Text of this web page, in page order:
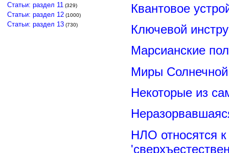
Статьи: раздел 11 (329)
Статьи: раздел 12 (1000)
Статьи: раздел 13 (730)
Квантовое
Ключевой
Марсианские
Миры
Некоторые из
НЛО относятся к